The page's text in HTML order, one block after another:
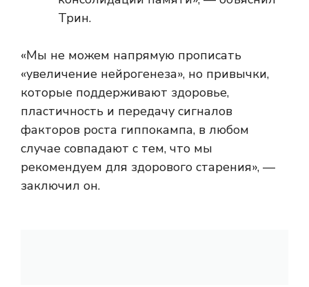
Трин.
«Мы не можем напрямую прописать
«увеличение нейрогенеза», но привычки,
которые поддерживают здоровье,
пластичность и передачу сигналов
факторов роста гиппокампа, в любом
случае совпадают с тем, что мы
рекомендуем для здорового старения», —
заключил он.